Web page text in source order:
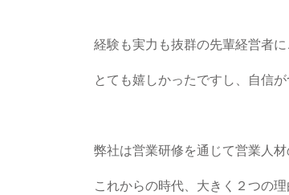
経験も実力も抜群の先輩経営者
とても嬉しかったですし、自信が
弊社は営業研修を通じて営業人
これからの時代、大きく２つの